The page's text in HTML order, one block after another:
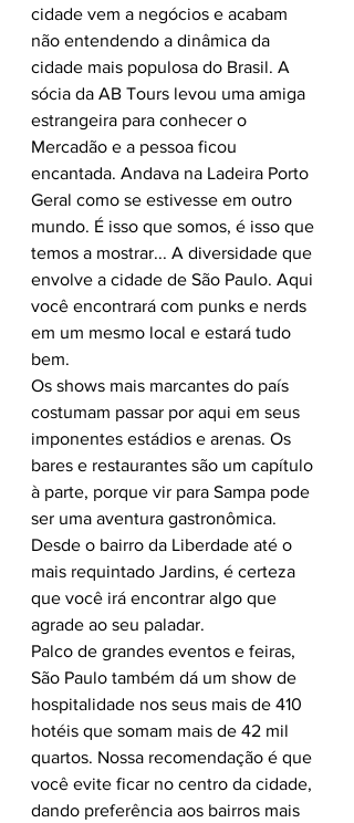
cidade vem a negócios e acabam
não entendendo a dinâmica da
cidade mais populosa do Brasil. A
sócia da AB Tours levou uma amiga
estrangeira para conhecer o
Mercadão e a pessoa ficou
encantada. Andava na Ladeira Porto
Geral como se estivesse em outro
mundo. É isso que somos, é isso que
temos a mostrar... A diversidade que
envolve a cidade de São Paulo. Aqui
você encontrará com punks e nerds
em um mesmo local e estará tudo
bem.
Os shows mais marcantes do país
costumam passar por aqui em seus
imponentes estádios e arenas. Os
bares e restaurantes são um capítulo
à parte, porque vir para Sampa pode
ser uma aventura gastronômica.
Desde o bairro da Liberdade até o
mais requintado Jardins, é certeza
que você irá encontrar algo que
agrade ao seu paladar.
Palco de grandes eventos e feiras,
São Paulo também dá um show de
hospitalidade nos seus mais de 410
hotéis que somam mais de 42 mil
quartos. Nossa recomendação é que
você evite ficar no centro da cidade,
dando preferência aos bairros mais